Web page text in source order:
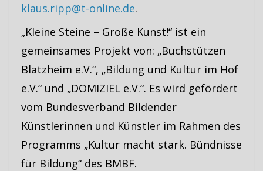
klaus.ripp@t-online.de.
„Kleine Steine – Große Kunst!“ ist ein
gemeinsames Projekt von: „Buchstützen
Blatzheim e.V.“, „Bildung und Kultur im Hof
e.V.“ und „DOMIZIEL e.V.“. Es wird gefördert
vom Bundesverband Bildender
Künstlerinnen und Künstler im Rahmen des
Programms „Kultur macht stark. Bündnisse
für Bildung“ des BMBF.